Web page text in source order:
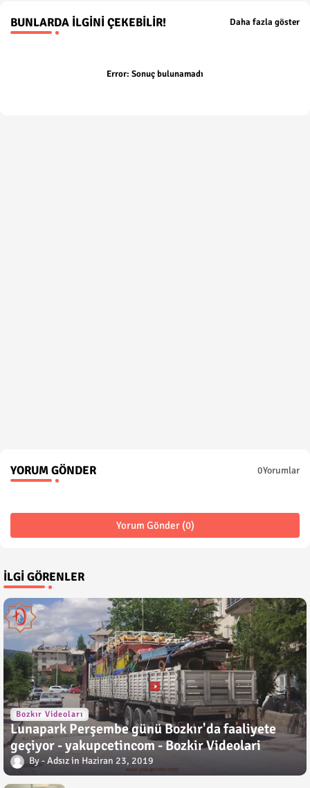
BUNLARDA İLGINI ÇEKEBILIR! Daha fazla göster
Error: Sonuç bulunamadı
YORUM GÖNDER 0Yorumlar
Yorum Gönder (0)
İLGI GÖRENLER
Bozkır Videoları
Lunapark Perşembe günü Bozkır'da faaliyete
geçiyor - yakupcetincom - Bozkir Videolari
Adsız Haziran 23, 2019